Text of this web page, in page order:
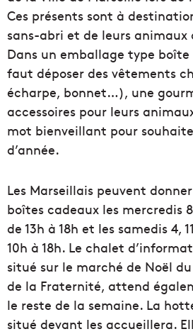
Ces présents sont à
sans-abri et de leurs animaux
Dans un emballage type boîte
faut déposer des vêtements
écharpe, bonnet…), une
accessoires pour leurs
mot bienveillant pour
d’année.
Les Marseillais peuvent
boîtes cadeaux les mercredis
de 13h à 18h et les samedis 4,
10h à 18h. Le chalet
situé sur le marché de Noël
de la Fraternité, attend
le reste de la semaine. La
situé devant les accueillera.